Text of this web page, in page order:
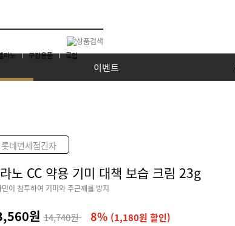
라노 구강용품 룩업
이벤트
롯데면세점긴자
노 CC 약용 기미 대책 보습 크림 23g
민이 침투하여 기미와 주근깨를 방지
원 14,740원 8% (1,180원 할인)